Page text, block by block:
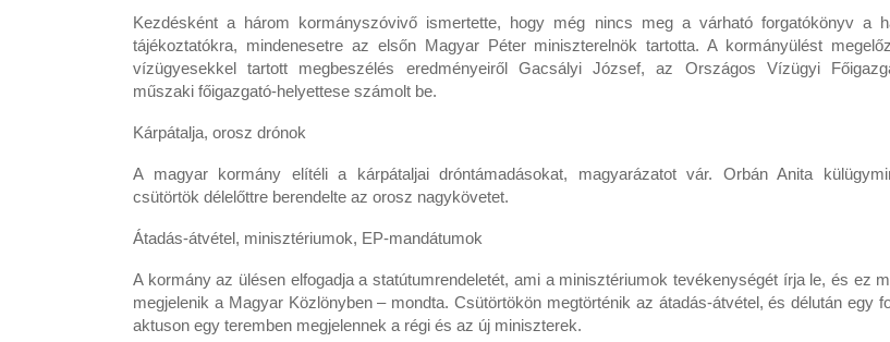
Kezdésként a három kormányszóvivő ismertette, hogy még nincs meg a várható forgatókönyv a
tájékoztatókra, mindenesetre az elsőn Magyar Péter miniszterelnök tartotta. A kormányülést
vízügyesekkel tartott megbeszélés eredményeiről Gacsályi József, az Országos Vízügyi
műszaki főigazgató-helyettese számolt be.
Kárpátalja, orosz drónok
A magyar kormány elítéli a kárpátaljai dróntámadásokat, magyarázatot vár. Orbán Anita
csütörtök délelőttre berendelte az orosz nagykövetet.
Átadás-átvétel, minisztériumok, EP-mandátumok
A kormány az ülésen elfogadja a statútumrendeletét, ami a minisztériumok tevékenységét írja le, és ez
megjelenik a Magyar Közlönyben – mondta. Csütörtökön megtörténik az átadás-átvétel, és délután egy
aktuson egy teremben megjelennek a régi és az új miniszterek.